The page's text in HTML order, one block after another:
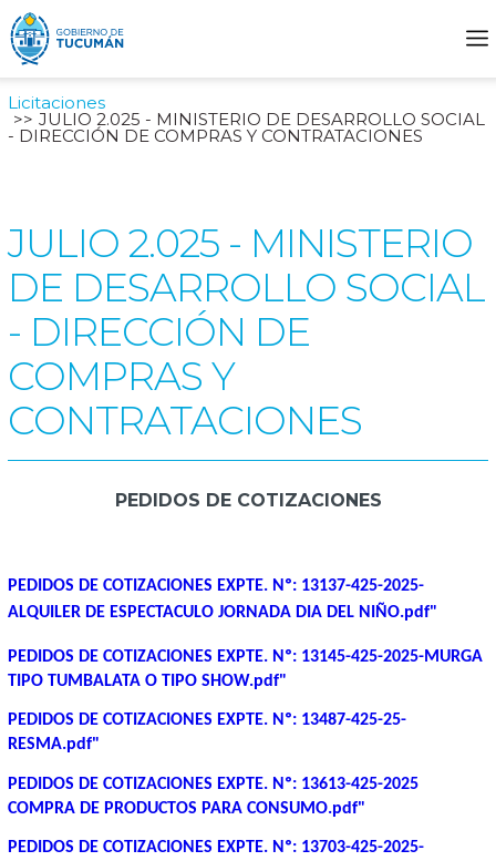
Licitaciones
JULIO 2.025 - MINISTERIO DE DESARROLLO SOCIAL
- DIRECCIÓN DE COMPRAS Y CONTRATACIONES
JULIO 2.025 - MINISTERIO
DE DESARROLLO SOCIAL
- DIRECCIÓN DE
COMPRAS Y
CONTRATACIONES
PEDIDOS DE COTIZACIONES
PEDIDOS DE COTIZACIONES EXPTE. Nº: 13137-425-2025-
ALQUILER DE ESPECTACULO JORNADA DIA DEL NIÑO.pdf"
PEDIDOS DE COTIZACIONES EXPTE. Nº: 13145-425-2025-MURGA
TIPO TUMBALATA O TIPO SHOW.pdf"
PEDIDOS DE COTIZACIONES EXPTE. Nº: 13487-425-25-
RESMA.pdf"
PEDIDOS DE COTIZACIONES EXPTE. Nº: 13613-425-2025
COMPRA DE PRODUCTOS PARA CONSUMO.pdf"
PEDIDOS DE COTIZACIONES EXPTE. Nº: 13703-425-2025-